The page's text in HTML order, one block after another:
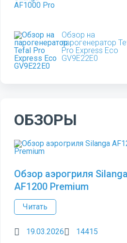
Обзор на
парогенератор
Pro Express Eco
GV9E22E0
ОБЗОРЫ
Обзор аэрогриля Silanga
AF1200 Premium
Читать
19.03.2026 14415